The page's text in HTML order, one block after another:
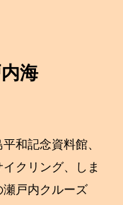
海
和記念資料館、
クリング、しま
戸内クルーズ